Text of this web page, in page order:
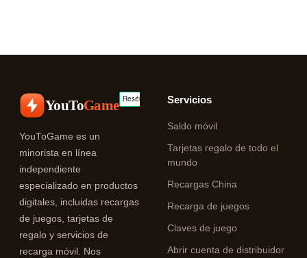
YouToGame
YouToGame es un
minorista en línea
independiente
especializado en productos
digitales, incluidas recargas
de juegos, tarjetas de
regalo y servicios de
recarga móvil. Nos
Servicios
Saldo móvil
Tarjetas regalo de todo el
mundo
Recargas China
Recarga de juegos
Claves de juego
Abrir cuenta de distribuidor